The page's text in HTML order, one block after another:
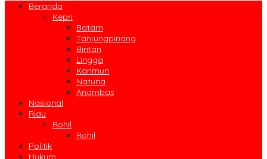
Beranda
Kepri
Batam
Tanjungpinang
Bintan
Lingga
Karimun
Natuna
Anambas
Nasional
Riau
Rohil
Rohil
Politik
Hukum